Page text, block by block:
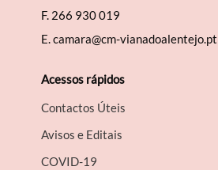
F. 266 930 019
E.camara@cm-vianadoalentejo.pt
Acessos rápidos
Contactos Úteis
Avisos e Editais
COVID-19